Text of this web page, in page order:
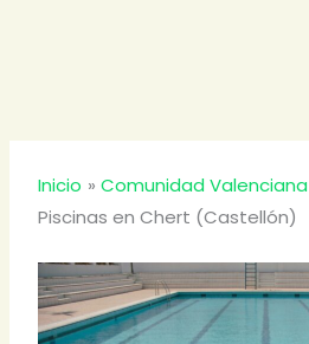
Inicio Comunidad Valenciana
Piscinas en Chert (Castellón)